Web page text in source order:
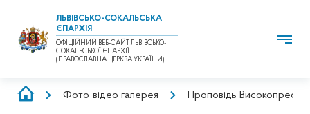
ЛЬВІВСЬКО-СОКАЛЬСЬКА
ЄПАРХІЯ
ОФІЦІЙНИЙ ВЕБ-САЙТ ЛЬВІВСЬКО-
СОКАЛЬСЬКОЇ ЄПАРХІЇ
(ПРАВОСЛАВНА ЦЕРКВА УКРАЇНИ)
РЯДОКФото-відео галерея Проповідь